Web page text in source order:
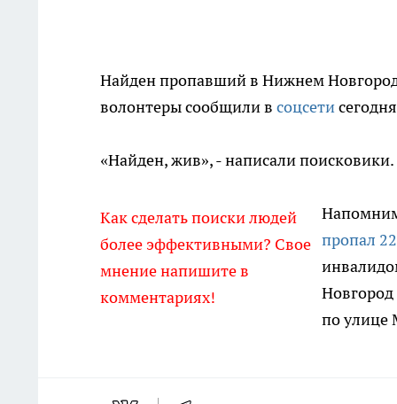
Найден пропавший в Нижнем
волонтеры сообщили в соцсети
«Найден, жив», - написали
Как сделать поиски людей
более эффективными? Свое
мнение напишите в
комментариях!
пропал
Новгород
по улице